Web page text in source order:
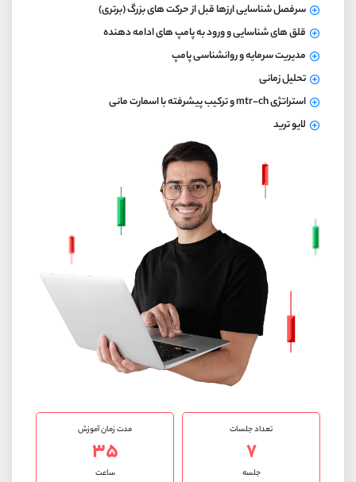
سرفصل شناسایی ارزها قبل از حرکت های بزرگ (برتری)
قلق های شناسایی و ورود به پامپ های ادامه دهنده
مدیریت سرمایه و روانشناسی پامپ
تحلیل زمانی
استراتژی mtr-ch و ترکیب پیشرفته با اسمارت مانی
لایو ترید
تعداد جلسات
۷
جلسه
مدت زمان آموزش
۳۵
ساعت